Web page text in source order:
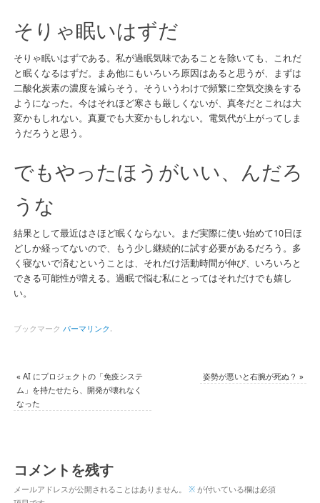
そりゃ眠いはずだ
そりゃ眠いはずである。私が過眠気味であることを除いても、これだ
と眠くなるはずだ。まあ他にもいろいろ原因はあると思うが、まずは
二酸化炭素の濃度を減らそう。そういうわけで頻繁に空気交換をする
ようになった。今はそれほど寒さも厳しくないが、真冬だとこれは大
変かもしれない。真夏でも大変かもしれない。電気代が上がってしま
うだろうと思う。
でもやったほうがいい、んだろ
うな
結果として最近はさほど眠くならない。まだ実際に使い始めて10日ほ
どしか経ってないので、もう少し継続的に試す必要があるだろう。多
く寝ないで済むということは、それだけ活動時間が伸び、いろいろと
できる可能性が増える。過眠で悩む私にとってはそれだけでも嬉し
い。
ブックマーク パーマリンク .
« AI にプロジェクトの「免疫システ
ム」を持たせたら、開発が壊れなく
なった
姿勢が悪いと右腕が死ぬ？»
コメントを残す
メールアドレスが公開されることはありません。 ※が付いている欄は必須